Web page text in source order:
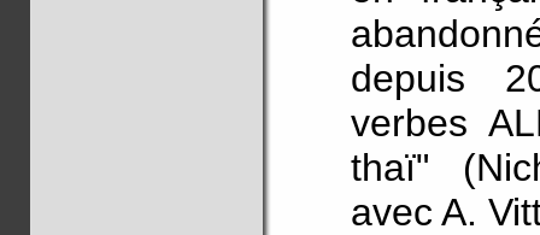
depuis
verbes
thaï"
avec A.